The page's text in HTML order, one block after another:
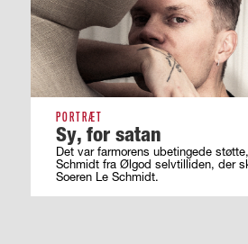
PORTRÆT
Sy, for satan
Det var farmorens ubetingede
Schmidt fra Ølgod selvtilliden, der
Soeren Le Schmidt.